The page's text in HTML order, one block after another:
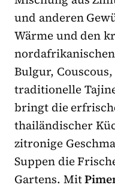
und anderen
Wärme und den
Bulgur,
traditionelle
bringt die
thailändischer
zitronige
Suppen die
Gartens. Mit